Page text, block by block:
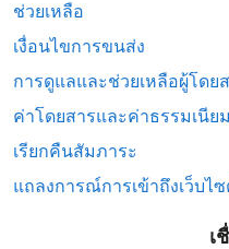
ช่วยเหลือ
เงื่อนไขการขนส่ง
การดูแลและช่วยเหลือผู้โดย
ค่าโดยสารและค่าธรรมเนียม
เรียกคืนสัมภาระ
แถลงการณ์การเข้าถึงเว็บไ
เ